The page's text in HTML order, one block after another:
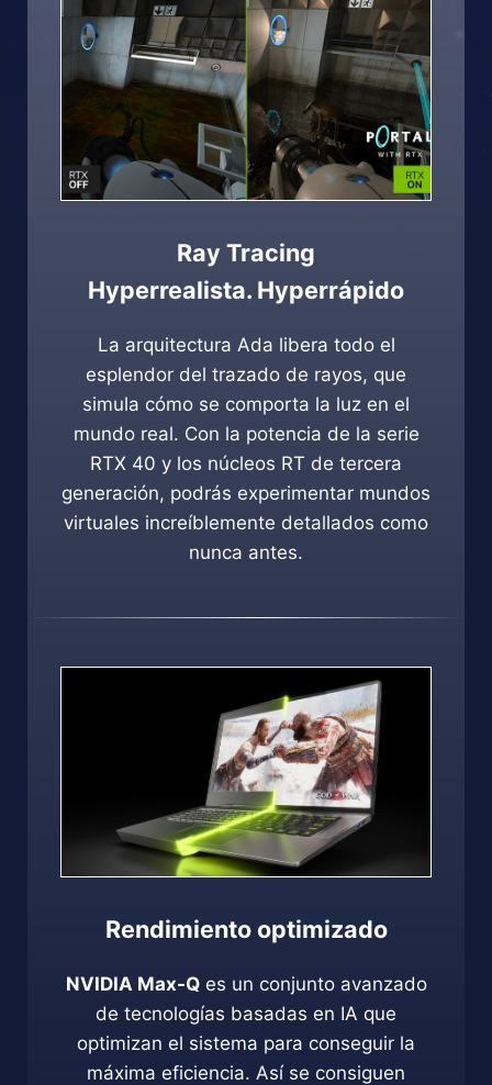
Ray Tracing
Hyperrealista. Hyperrápido
La arquitectura Ada libera todo el
esplendor del trazado de rayos, que
simula cómo se comporta la luz en el
mundo real. Con la potencia de la serie
RTX 40 y los núcleos RT de tercera
generación, podrás experimentar mundos
virtuales increíblemente detallados como
nunca antes.
Rendimiento optimizado
NVIDIA Max-Qes un conjunto avanzado
de tecnologías basadas en IA que
optimizan el sistema para conseguir la
máxima eficiencia. Así se consiguen